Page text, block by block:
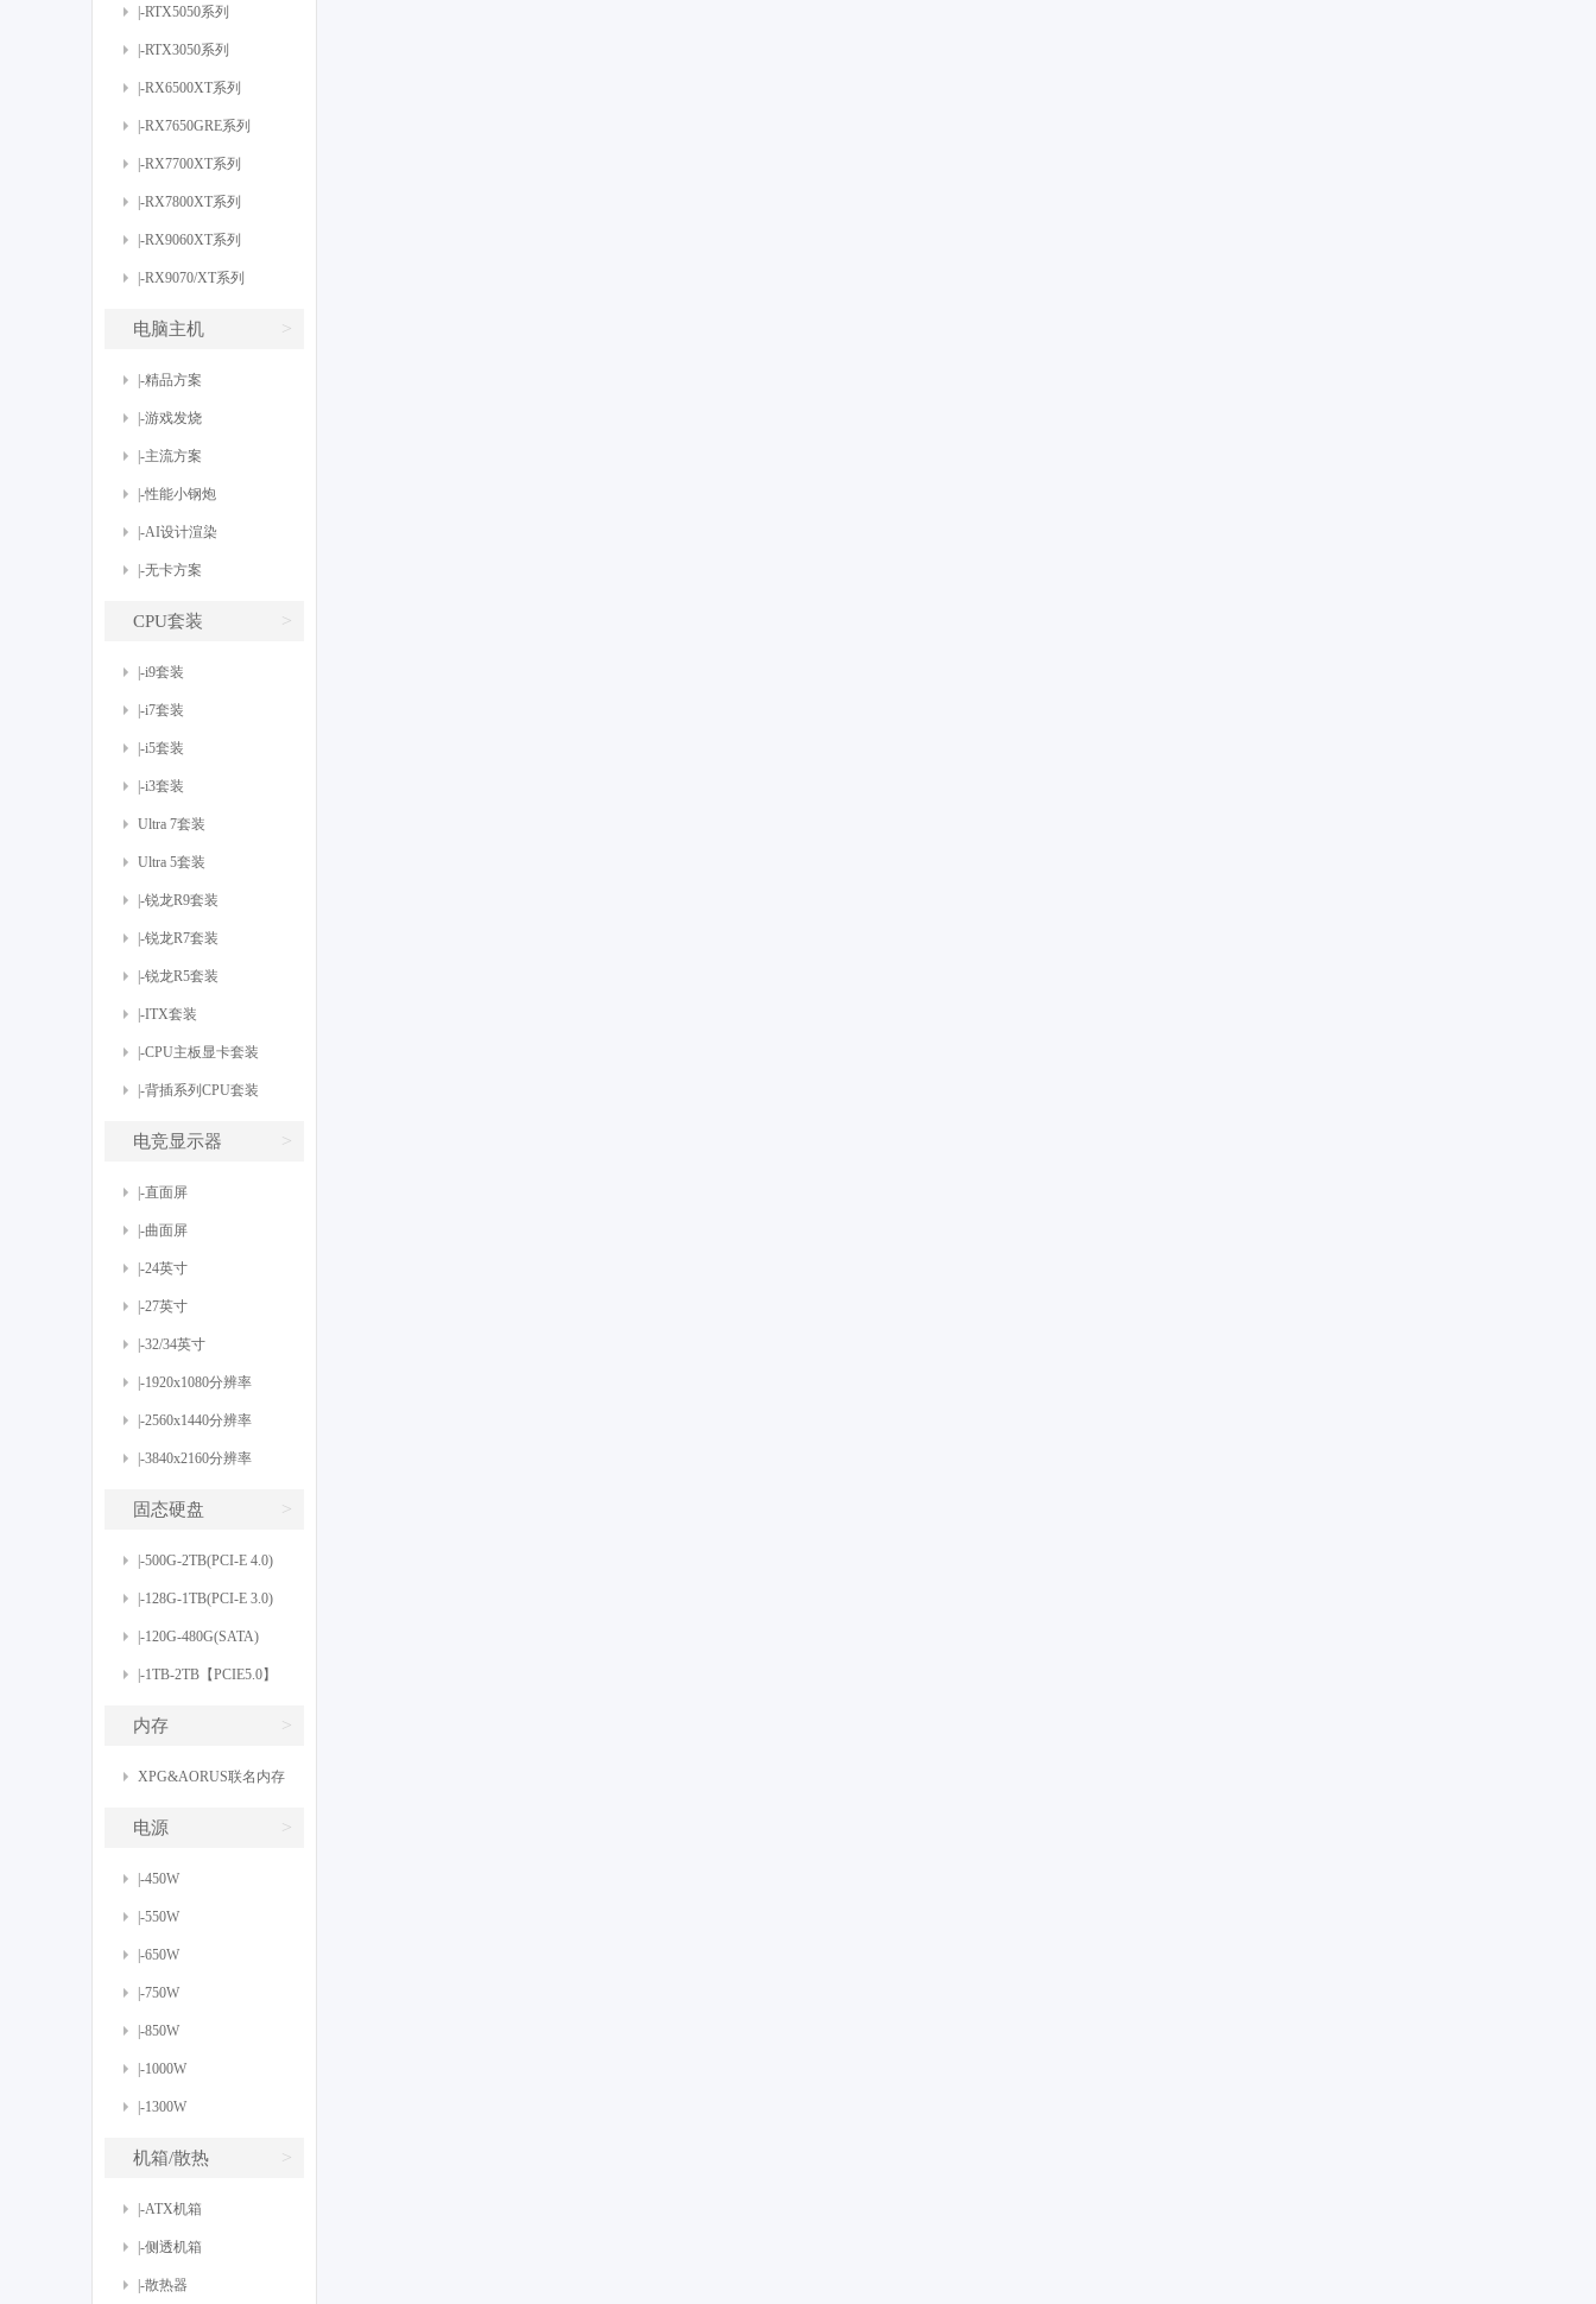
|-RTX5050系列
|-RTX3050系列
|-RX6500XT系列
|-RX7650GRE系列
|-RX7700XT系列
|-RX7800XT系列
|-RX9060XT系列
|-RX9070/XT系列
电脑主机 >
|-精品方案
|-游戏发烧
|-主流方案
|-性能小钢炮
|-AI设计渲染
|-无卡方案
CPU套装 >
|-i9套装
|-i7套装
|-i5套装
|-i3套装
Ultra 7套装
Ultra 5套装
|-锐龙R9套装
|-锐龙R7套装
|-锐龙R5套装
|-ITX套装
|-CPU主板显卡套装
|-背插系列CPU套装
电竞显示器 >
|-直面屏
|-曲面屏
|-24英寸
|-27英寸
|-32/34英寸
|-1920x1080分辨率
|-2560x1440分辨率
|-3840x2160分辨率
固态硬盘 >
|-500G-2TB(PCI-E 4.0)
|-128G-1TB(PCI-E 3.0)
|-120G-480G(SATA)
|-1TB-2TB【PCIE5.0】
内存 >
XPG&AORUS联名内存
电源 >
|-450W
|-550W
|-650W
|-750W
|-850W
|-1000W
|-1300W
机箱/散热 >
|-ATX机箱
|-侧透机箱
|-散热器